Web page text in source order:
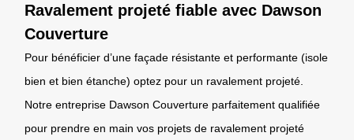
Ravalement projeté fiable avec Dawson
Couverture
Pour bénéficier d’une façade résistante et performante (isole
bien et bien étanche) optez pour un ravalement projeté.
Notre entreprise Dawson Couverture parfaitement qualifiée
pour prendre en main vos projets de ravalement projeté